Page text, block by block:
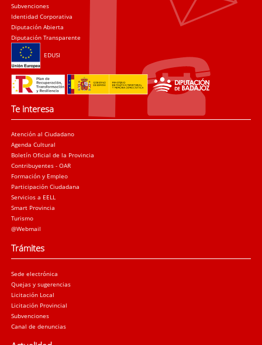
Subvenciones
Identidad Corporativa
Diputación Abierta
Diputación Transparente
EDUSI
Te interesa
Atención al Ciudadano
Agenda Cultural
Boletín Oficial de la Provincia
Contribuyentes - OAR
Formación y Empleo
Participación Ciudadana
Servicios a EELL
Smart Provincia
Turismo
@Webmail
Trámites
Sede electrónica
Quejas y sugerencias
Licitación Local
Licitación Provincial
Subvenciones
Canal de denuncias